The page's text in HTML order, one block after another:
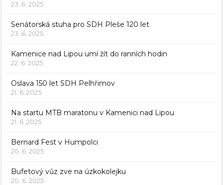
23. 6. 2025
Senátorská stuha pro SDH Pleše 120 let
23. 6. 2025
Kamenice nad Lipou umí žít do ranních hodin
22. 6. 2025
Oslava 150 let SDH Pelhřimov
21. 6. 2025
Na startu MTB maratonu v Kamenici nad Lipou
21. 6. 2025
Bernard Fest v Humpolci
20. 6. 2025
Bufetový vůz zve na úzkokolejku
20. 6. 2025